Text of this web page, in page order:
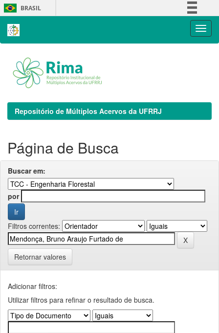
Skip
navigation
BRASIL
Repositório de Múltiplos Acervos da UFRRJ
Página de Busca
Buscar em:
por
Filtros correntes:
Retornar valores
Adicionar filtros:
Utilizar filtros para refinar o resultado de busca.